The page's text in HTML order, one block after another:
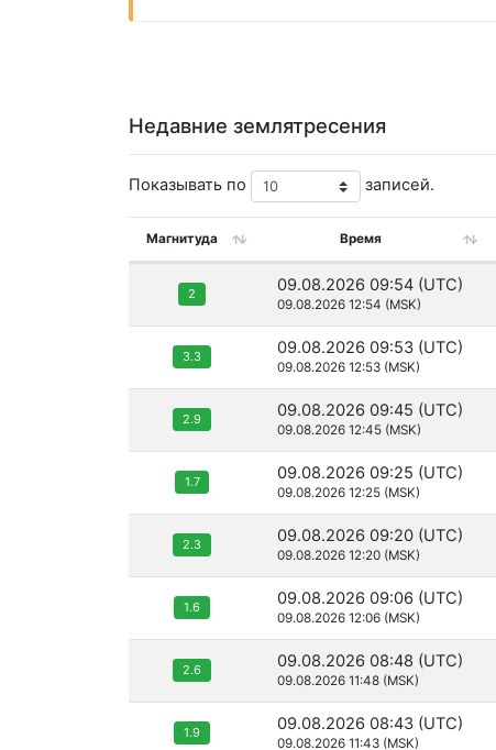
Недавние землятресения
Показывать по записей.
Магнитуда Время
2 09.08.2026 09:54 (UTC)
09.08.2026 12:54 (MSK)
3.3 09.08.2026 09:53 (UTC)
09.08.2026 12:53 (MSK)
2.9 09.08.2026 09:45 (UTC)
09.08.2026 12:45 (MSK)
1.7 09.08.2026 09:25 (UTC)
09.08.2026 12:25 (MSK)
2.3 09.08.2026 09:20 (UTC)
09.08.2026 12:20 (MSK)
1.6 09.08.2026 09:06 (UTC)
09.08.2026 12:06 (MSK)
2.6 09.08.2026 08:48 (UTC)
09.08.2026 11:48 (MSK)
1.9 09.08.2026 08:43 (UTC)
09.08.2026 11:43 (MSK)